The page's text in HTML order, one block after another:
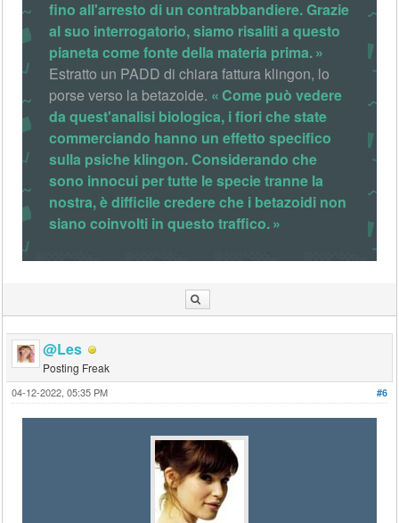
fino all'arresto di un contrabbandiere. Grazie
al suo interrogatorio, siamo risaliti a questo
pianeta come fonte della materia prima.
Estratto un PADD di chiara fattura klingon, lo
porse verso la betazoide.
Come può vedere
da quest'analisi biologica, i fiori che state
commerciando hanno un effetto specifico
sulla psiche klingon. Considerando che
sono innocui per tutte le specie tranne la
nostra, è difficile credere che i betazoidi non
siano coinvolti in questo traffico.
@Les
Posting Freak
#6
04-12-2022, 05:35 PM